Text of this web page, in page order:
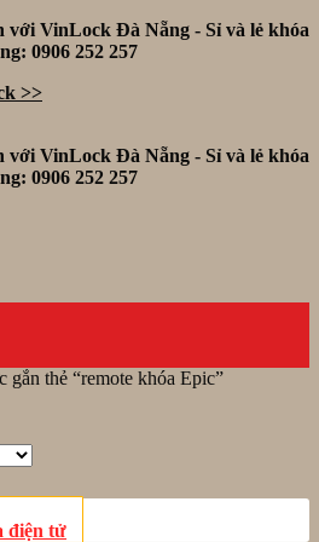
với VinLock Đà Nẵng - Sỉ và lẻ khóa
0906 252 257
>>
với VinLock Đà Nẵng - Sỉ và lẻ khóa
0906 252 257
điện tử
gắn thẻ “remote khóa Epic”